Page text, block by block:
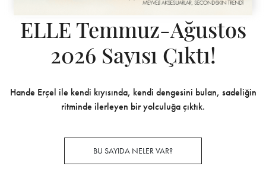
ELLE Temmuz-Ağustos
2026 Sayısı Çıktı!
Hande Erçel ile kendi kıyısında, kendi dengesini bulan, sadeliğin
ritminde ilerleyen bir yolculuğa çıktık.
BU SAYIDA NELER VAR?